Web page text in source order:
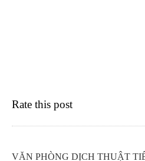
Rate this post
VĂN PHÒNG DỊCH THUẬT